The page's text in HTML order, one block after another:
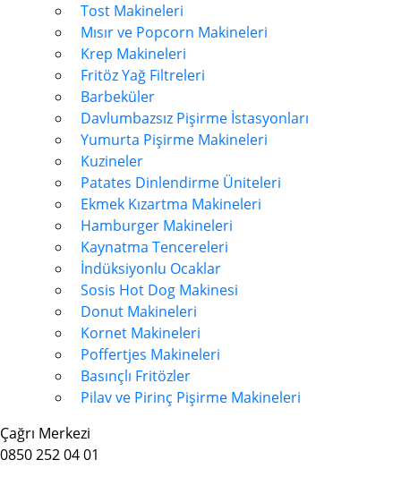
Tost Makineleri
Mısır ve Popcorn Makineleri
Krep Makineleri
Fritöz Yağ Filtreleri
Barbeküler
Davlumbazsız Pişirme İstasyonları
Yumurta Pişirme Makineleri
Kuzineler
Patates Dinlendirme Üniteleri
Ekmek Kızartma Makineleri
Hamburger Makineleri
Kaynatma Tencereleri
İndüksiyonlu Ocaklar
Sosis Hot Dog Makinesi
Donut Makineleri
Kornet Makineleri
Poffertjes Makineleri
Basınçlı Fritözler
Pilav ve Pirinç Pişirme Makineleri
Çağrı Merkezi
0850 252 04 01